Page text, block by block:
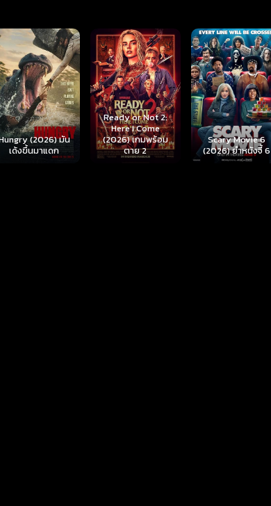
Ready or Not 2:
Here I Come
(2026) เกมพร้อม
ตาย 2
Scary Movie 6
(2026) ยำหนังจี้ 6
Disclosure Day
(2026) วันเปิดโปง
ไขปริศนาลวงโลก